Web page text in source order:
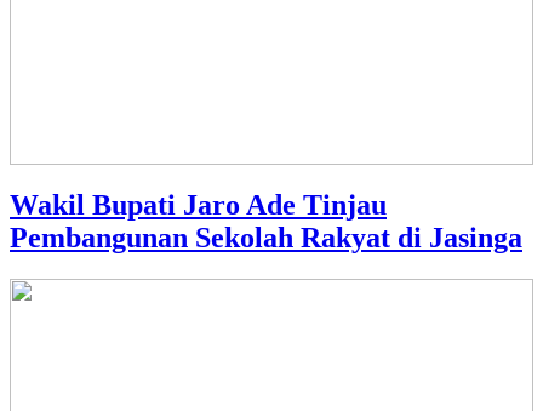
Wakil Bupati Jaro Ade Tinjau
Pembangunan Sekolah Rakyat di Jasinga